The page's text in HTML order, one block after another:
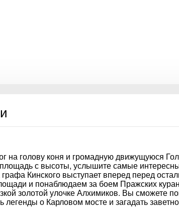
на голову коня и громадную движущуюся
с высоты, услышите самые
Кинского выступает вперед перед
и понаблюдаем за боем Пражских
золотой улочке Алхимиков. Вы сможете
легенды о Карловом мосте и загадать